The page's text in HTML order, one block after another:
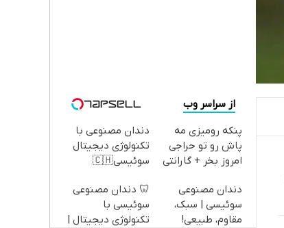
از سراسر وب
پنکه رومیزی مه
پاش رو تو حراجی
امروز بخر + گارانتی
دندان مصنوعی با
تکنولوژی دیجیتال
سوئیسی🇨🇭
دندان مصنوعی
سوئیسی | سبک،
مقاوم، طبیعی!
🦷 دندان مصنوعی
سوئیسی با
تکنولوژی دیجیتال |